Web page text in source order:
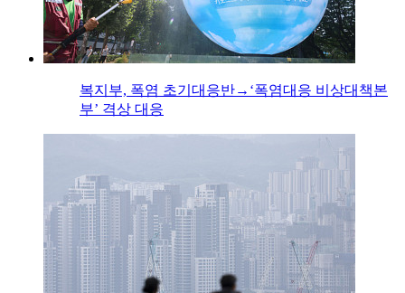
복지부, 폭염 초기대응반→‘폭염대응 비상대책본
부’ 격상 대응